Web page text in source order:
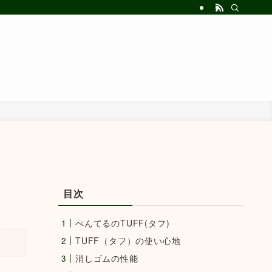
目次
ぺんてるのTUFF(タフ)
TUFF（タフ）の使い心地
消しゴムの性能